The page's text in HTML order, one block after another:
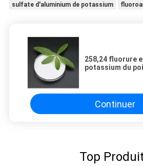
sulfate d'aluminium de potassium
258,24 fluorure
potassium du
Continuer
Top